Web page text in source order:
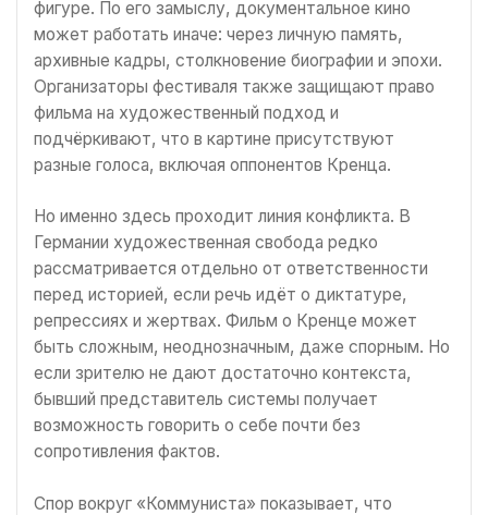
фигуре. По его замыслу, документальное кино
может работать иначе: через личную память,
архивные кадры, столкновение биографии и эпохи.
Организаторы фестиваля также защищают право
фильма на художественный подход и
подчёркивают, что в картине присутствуют
разные голоса, включая оппонентов Кренца.
Но именно здесь проходит линия конфликта. В
Германии художественная свобода редко
рассматривается отдельно от ответственности
перед историей, если речь идёт о диктатуре,
репрессиях и жертвах. Фильм о Кренце может
быть сложным, неоднозначным, даже спорным. Но
если зрителю не дают достаточно контекста,
бывший представитель системы получает
возможность говорить о себе почти без
сопротивления фактов.
Спор вокруг «Коммуниста» показывает, что